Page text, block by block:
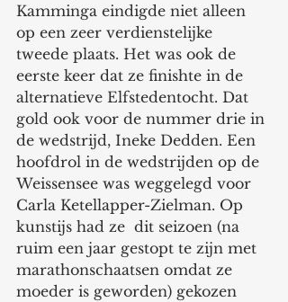
Kamminga eindigde niet alleen
op een zeer verdienstelijke
tweede plaats. Het was ook de
eerste keer dat ze finishte in de
alternatieve Elfstedentocht. Dat
gold ook voor de nummer drie in
de wedstrijd, Ineke Dedden. Een
hoofdrol in de wedstrijden op de
Weissensee was weggelegd voor
Carla Ketellapper-Zielman. Op
kunstijs had ze  dit seizoen (na
ruim een jaar gestopt te zijn met
marathonschaatsen omdat ze
moeder is geworden) gekozen